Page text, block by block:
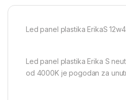
Led panel plastika ErikaS
Led panel plastika Erika S
od 4000K je pogodan za